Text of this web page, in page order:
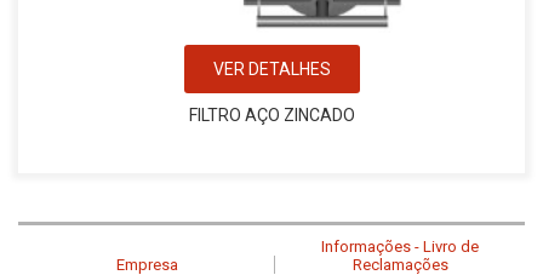
VER DETALHES
FILTRO AÇO ZINCADO
Empresa
Informações - Livro de
Reclamações